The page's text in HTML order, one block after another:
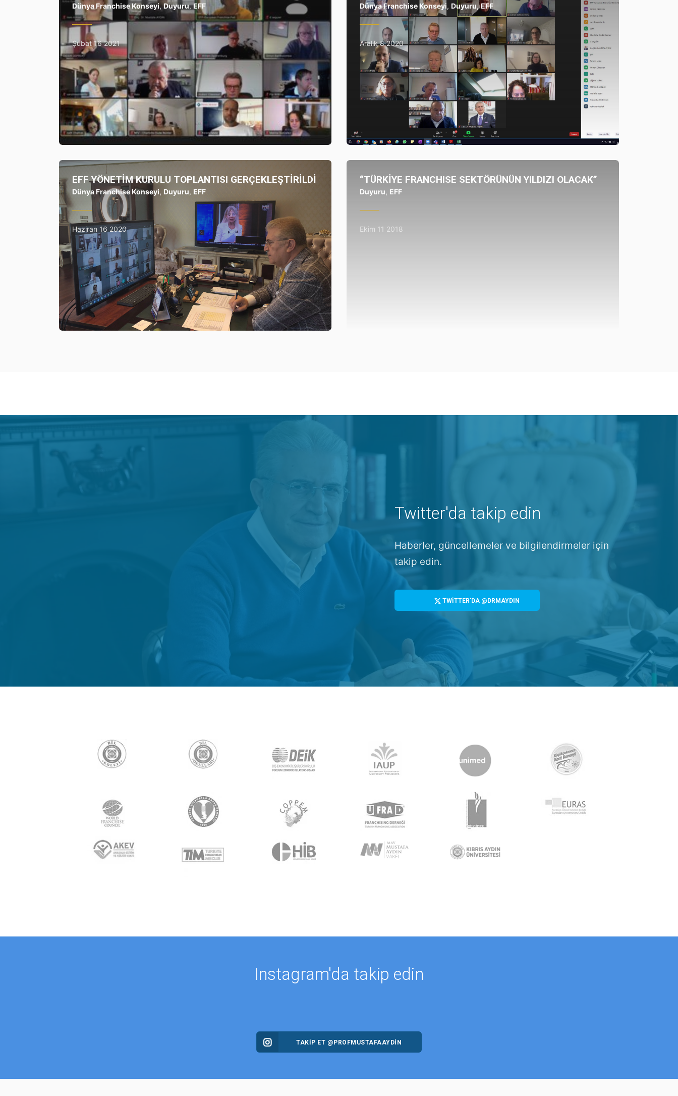
Dünya Franchise Konseyi,Duyuru,EFF
Şubat 16 2021
Dünya Franchise Konseyi, Duyuru,EFF
Aralık 8 2020
EFF YÖNETİM KURULU TOPLANTISI GERÇEKLEŞTİRİLDİ
Dünya Franchise Konseyi, Duyuru, EFF
Haziran 16 2020
“TÜRKİYE FRANCHISE SEKTÖRÜNÜN YILDIZI OLACAK”
Duyuru, EFF
Ekim 11 2018
Twitter'da takip edin
Haberler, güncellemeler ve bilgilendirmeler için
takip edin.
TWİTTER'DA @DRMAYDIN
Instagram'da takip edin
TAKİP ET @PROFMUSTAFAAYDIN